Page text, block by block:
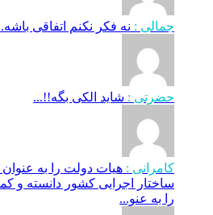
جمالی : نه فکر نکنم اتفاقی
حضرتی : شاید الکی بگه!!...
کامرانی : هیات دولت را به
را به عنو...